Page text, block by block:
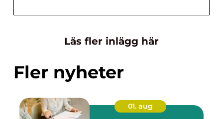
Läs fler inlägg här
Fler nyheter
01. aug